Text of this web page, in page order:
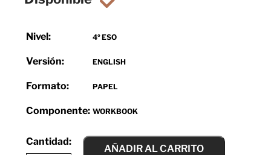
Nivel: 4º ESO
Versión: ENGLISH
Formato: PAPEL
Componente: WORKBOOK
AÑADIR AL CARRITO